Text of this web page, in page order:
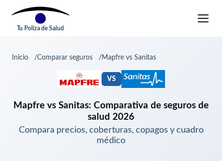
Tu Poliza de Salud
Inicio Comparar seguros Mapfre vs Sanitas
VS
Mapfre vs Sanitas: Comparativa de seguros de
salud 2026
Compara precios, coberturas, copagos y cuadro
médico